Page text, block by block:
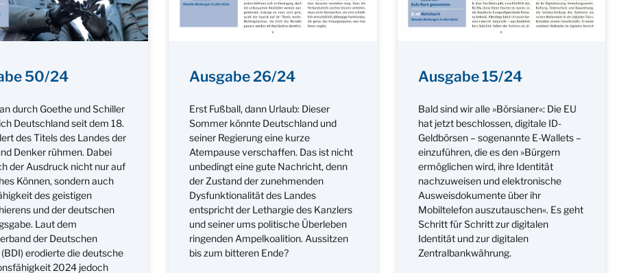
50/24
durch Goethe und Schiller
Deutschland seit dem 18.
des Titels des Landes der
Denker rühmen. Dabei
der Ausdruck nicht nur auf
Können, sondern auch
des geistigen
und der deutschen
Laut dem
der Deutschen
erodierte die deutsche
2024 jedoch
Ausgabe 26/24
Erst Fußball, dann Urlaub: Dieser
Sommer könnte Deutschland und
seiner Regierung eine kurze
Atempause verschaffen. Das ist nicht
unbedingt eine gute Nachricht, denn
der Zustand der zunehmenden
Dysfunktionalität des Landes
entspricht der Lethargie des Kanzlers
und seiner ums politische Überleben
ringenden Ampelkoalition. Aussitzen
bis zum bitteren Ende?
Ausgabe 15/24
Bald sind wir alle »Börsianer«: Die EU
hat jetzt beschlossen, digitale ID-
Geldbörsen – sogenannte E-Wallets –
einzuführen, die es den »Bürgern
ermöglichen wird, ihre Identität
nachzuweisen und elektronische
Ausweisdokumente über ihr
Mobiltelefon auszutauschen«. Es geht
Schritt für Schritt zur digitalen
Identität und zur digitalen
Zentralbankwährung.